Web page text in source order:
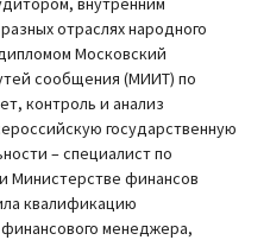
отраслях народного
Московский
сообщения (МИИТ) по
контроль и анализ
государственную
– специалист по
Министерстве финансов
квалификацию
менеджера,